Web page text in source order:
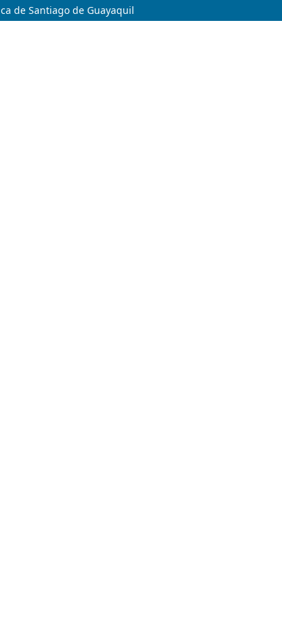
de Santiago de Guayaquil